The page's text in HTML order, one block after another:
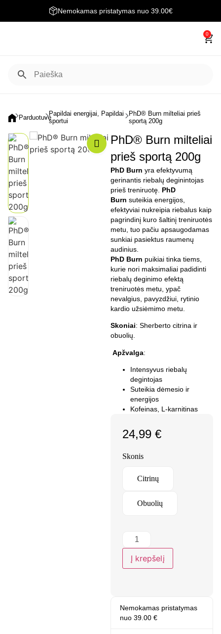
Nemokamas pristatymas nuo 39.00€
0
ParduotuvėPapildai energijai, Papildai
sportui
PhD® Burn milteliai prieš
sportą 200g
PhD® Burn milteliai
prieš sportą 200g
PhD Burn yra efektyvumą
gerinantis riebalų deginintojas
prieš treniruotę. PhD
Burn suteikia energijos,
efektyviai nukreipia riebalus kaip
pagrindinį kuro šaltinį treniruotės
metu, tuo pačiu apsaugodamas
sunkiai pasiektus raumenų
audinius.
PhD Burn puikiai tinka tiems,
kurie nori maksimaliai padidinti
riebalų deginimo efektą
treniruotės metu, ypač
nevalgius, pavyzdžiui, rytinio
kardio užsiėmimo metu.
Skoniai: Sherberto citrina ir
obuolių.
Apžvalga:
Intensyvus riebalų
degintojas
Suteikia dėmesio ir
energijos
Kofeinas, L-karnitinas
24,99 €
Skonis
Citrinų
Obuolių
Į krepšelį
Nemokamas pristatymas
nuo 39.00 €